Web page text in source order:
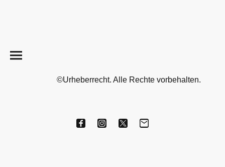
©Urheberrecht. Alle Rechte vorbehalten.